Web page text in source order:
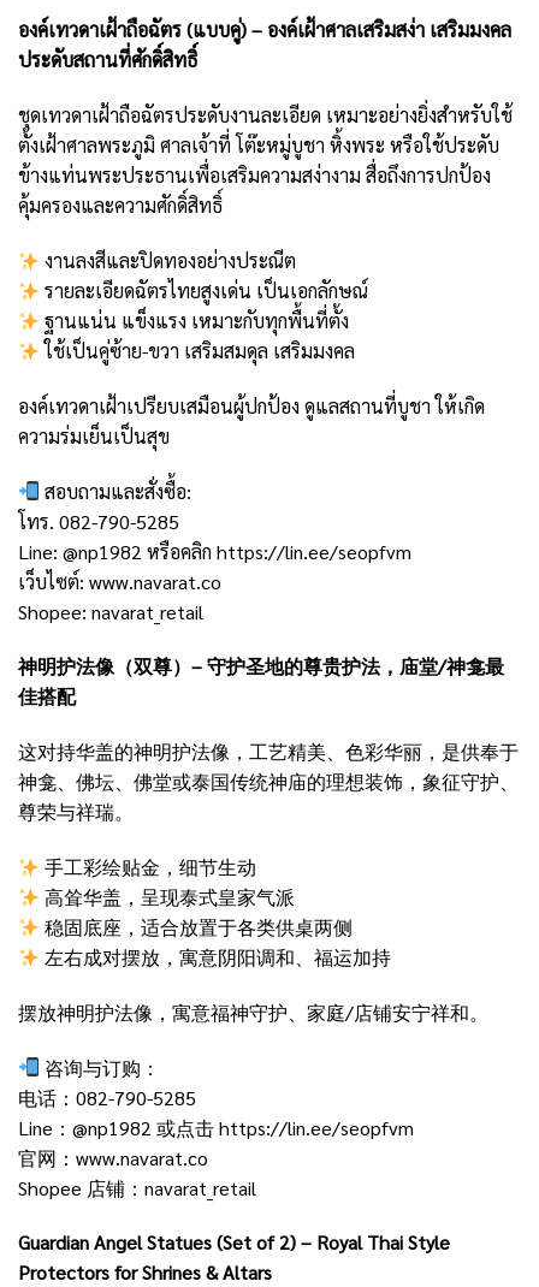
องค์เทวดาเฝ้าถือฉัตร (แบบคู่) – องค์เฝ้าศาลเสริมสง่า เสริมมงคล
ประดับสถานที่ศักดิ์สิทธิ์
ชุดเทวดาเฝ้าถือฉัตรประดับงานละเอียด เหมาะอย่างยิ่งสำหรับใช้
ตั้งเฝ้าศาลพระภูมิ ศาลเจ้าที่ โต๊ะหมู่บูชา หิ้งพระ หรือใช้ประดับ
ข้างแท่นพระประธานเพื่อเสริมความสง่างาม สื่อถึงการปกป้อง
คุ้มครองและความศักดิ์สิทธิ์
งานลงสีและปิดทองอย่างประณีต
รายละเอียดฉัตรไทยสูงเด่น เป็นเอกลักษณ์
ฐานแน่น แข็งแรง เหมาะกับทุกพื้นที่ตั้ง
ใช้เป็นคู่ซ้าย-ขวา เสริมสมดุล เสริมมงคล
องค์เทวดาเฝ้าเปรียบเสมือนผู้ปกป้อง ดูแลสถานที่บูชา ให้เกิด
ความร่มเย็นเป็นสุข
สอบถามและสั่งซื้อ:
โทร. 082-790-5285
Line: @np1982 หรือคลิก https://lin.ee/seopfvm
เว็บไซต์: www.navarat.co
Shopee: navarat_retail
神明护法像（双尊）– 守护圣地的尊贵护法，庙堂/神龛最
佳搭配
这对持华盖的神明护法像，工艺精美、色彩华丽，是供奉于
神龛、佛坛、佛堂或泰国传统神庙的理想装饰，象征守护、
尊荣与祥瑞。
手工彩绘贴金，细节生动
高耸华盖，呈现泰式皇家气派
稳固底座，适合放置于各类供桌两侧
左右成对摆放，寓意阴阳调和、福运加持
摆放神明护法像，寓意福神守护、家庭/店铺安宁祥和。
咨询与订购：
电话：082-790-5285
Line：@np1982 或点击https://lin.ee/seopfvm
官网： www.navarat.co
Shopee 店铺： navarat_retail
Guardian Angel Statues (Set of 2) – Royal Thai Style
Protectors for Shrines & Altars